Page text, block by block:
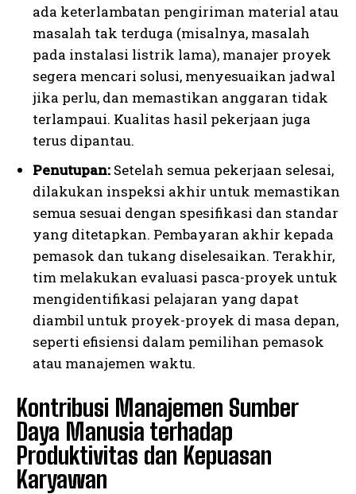
ada keterlambatan pengiriman material atau
masalah tak terduga (misalnya, masalah
pada instalasi listrik lama), manajer proyek
segera mencari solusi, menyesuaikan jadwal
jika perlu, dan memastikan anggaran tidak
terlampaui. Kualitas hasil pekerjaan juga
terus dipantau.
Penutupan: Setelah semua pekerjaan selesai,
dilakukan inspeksi akhir untuk memastikan
semua sesuai dengan spesifikasi dan standar
yang ditetapkan. Pembayaran akhir kepada
pemasok dan tukang diselesaikan. Terakhir,
tim melakukan evaluasi pasca-proyek untuk
mengidentifikasi pelajaran yang dapat
diambil untuk proyek-proyek di masa depan,
seperti efisiensi dalam pemilihan pemasok
atau manajemen waktu.
Kontribusi Manajemen Sumber
Daya Manusia terhadap
Produktivitas dan Kepuasan
Karyawan